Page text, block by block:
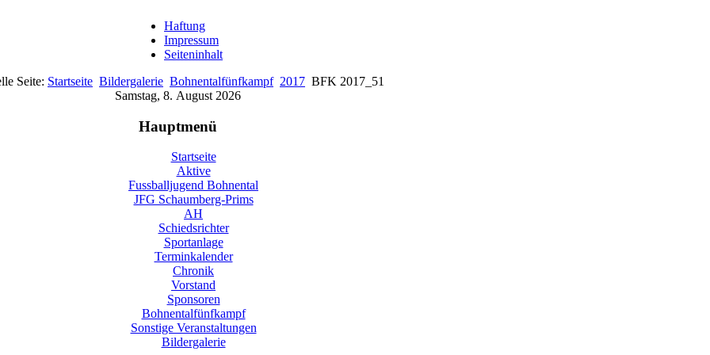
Haftung
Impressum
Seiteninhalt
Seite: Startseite Bildergalerie Bohnentalfünfkampf 2017 BFK 2017_51
Samstag, 8. August 2026
Hauptmenü
Startseite
Aktive
Fussballjugend Bohnental
JFG Schaumberg-Prims
AH
Schiedsrichter
Sportanlage
Terminkalender
Chronik
Vorstand
Sponsoren
Bohnentalfünfkampf
Sonstige Veranstaltungen
Bildergalerie